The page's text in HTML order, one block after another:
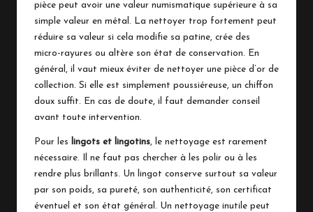
pièce peut avoir une valeur numismatique supérieure à sa
simple valeur en métal. La nettoyer trop fortement peut
réduire sa valeur si cela modifie sa patine, crée des
micro-rayures ou altère son état de conservation. En
général, il vaut mieux éviter de nettoyer une pièce d’or de
collection. Si elle est simplement poussiéreuse, un chiffon
doux suffit. En cas de doute, il faut demander conseil
avant toute intervention.
Pour les lingots et lingotins, le nettoyage est rarement
nécessaire. Il ne faut pas chercher à les polir ou à les
rendre plus brillants. Un lingot conserve surtout sa valeur
par son poids, sa pureté, son authenticité, son certificat
éventuel et son état général. Un nettoyage inutile peut